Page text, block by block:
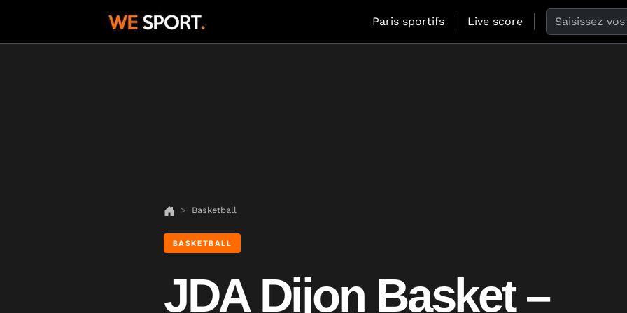
Paris sportifs Live score Search the
Basketball
BASKETBALL
JDA Dijon Basket –